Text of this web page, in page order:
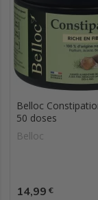
Belloc
50 doses
Belloc
Prix
14,99 €